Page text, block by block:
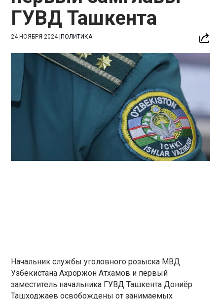
ГУВД Ташкента
24 НОЯБРЯ 2024|ПОЛИТИКА
Начальник службы уголовного розыска МВД
Узбекистана Ахроржон Атхамов и первый
заместитель начальника ГУВД Ташкента Дониёр
Ташходжаев освобождены от занимаемых